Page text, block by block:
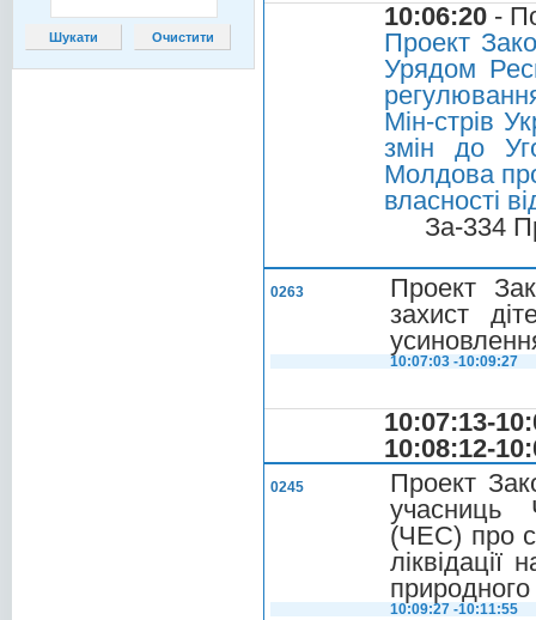
10:06:20 -
Проект
Урядом
Мін-стрів
змін до
Молдова
власності
За-334
0263
Проект
захист
10:07:03 -10:09:27
10:07:13-
10:08:12-
0245
Проект
учасниць
(ЧЕС) про
природного
10:09:27 -10:11:55